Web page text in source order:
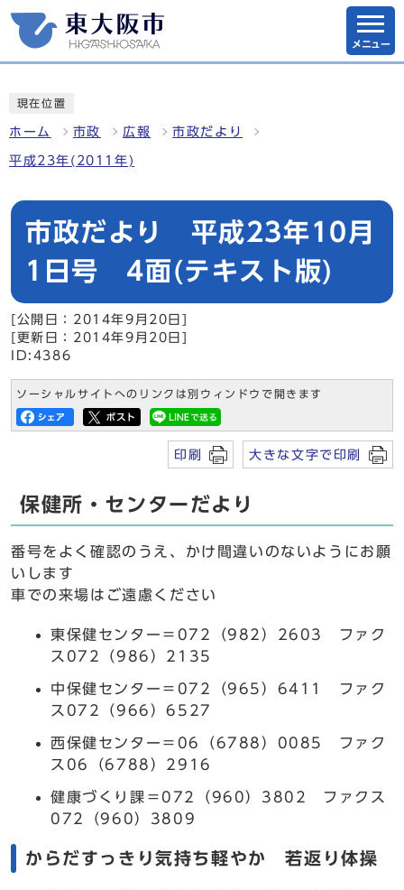
メニュー
現在位置
ホーム 市政 広報 市政だより
平成23年(2011年)
市政だより 平成23年10月
1日号 4面(テキスト版)
[公開日：2014年9月20日]
[更新日：2014年9月20日]
ID:4386
ソーシャルサイトへのリンクは別ウィンドウで開きます
印刷 大きな文字で印刷
保健所・センターだより
番号をよく確認のうえ、かけ間違いのないようにお願
いします
車での来場はご遠慮ください
東保健センター＝072（982）2603 ファク
ス072（986）2135
中保健センター＝072（965）6411 ファク
ス072（966）6527
西保健センター＝06（6788）0085 ファク
ス06（6788）2916
健康づくり課＝072（960）3802 ファクス
072（960）3809
からだすっきり気持ち軽やか 若返り体操